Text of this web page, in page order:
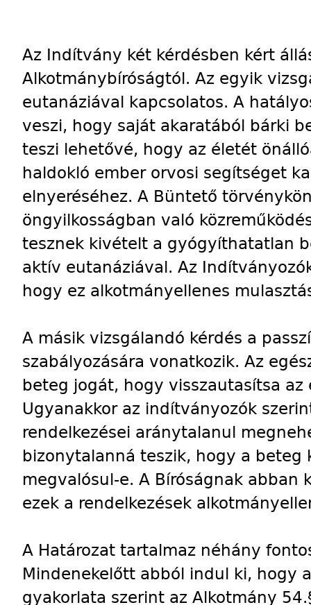
Az Indítvány két kérdésben kért
Alkotmánybíróságtól. Az egyik
eutanáziával kapcsolatos. A
veszi, hogy saját akaratából bárki
teszi lehetővé, hogy az életét
haldokló ember orvosi segítséget
elnyeréséhez. A Büntető
öngyilkosságban való
tesznek kivételt a gyógyíthatatlan
aktív eutanáziával. Az
hogy ez alkotmányellenes
A másik vizsgálandó kérdés a
szabályozására vonatkozik. Az
beteg jogát, hogy visszautasítsa
Ugyanakkor az indítványozók
rendelkezései aránytalanul
bizonytalanná teszik, hogy a
megvalósul-e. A Bíróságnak abban
ezek a rendelkezések
A Határozat tartalmaz néhány
Mindenekelőtt abból indul ki, hogy
gyakorlata szerint az Alkotmány